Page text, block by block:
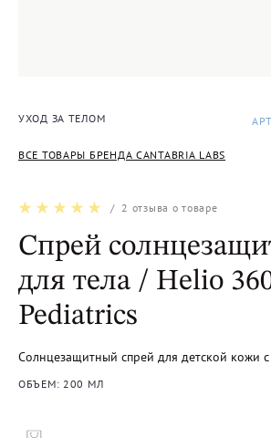
УХОД ЗА ТЕЛОМ
ВСЕ ТОВАРЫ БРЕНДА CANTABRIA LABS
/ 2 отзыва о товаре
Спрей
для тела / Helio
Pediatrics
Солнцезащитный спрей для детской кожи с
ОБЪЕМ: 200 МЛ